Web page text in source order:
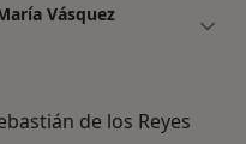
Vásquez
de los Reyes